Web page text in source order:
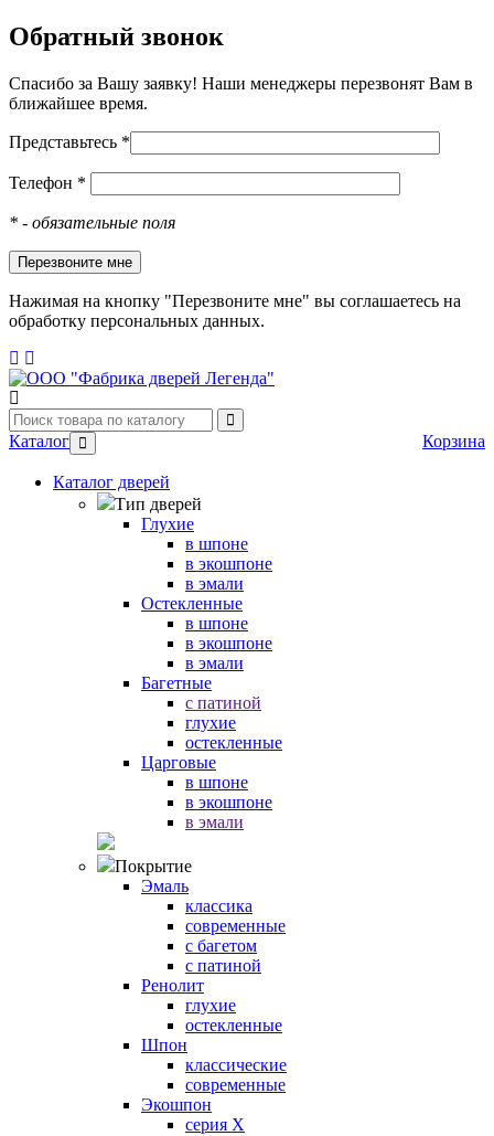
Обратный звонок
Спасибо за Вашу заявку! Наши менеджеры перезвонят Вам в
ближайшее время.
Представьтесь *
Телефон *
* - обязательные поля
Нажимая на кнопку "Перезвоните мне" вы соглашаетесь на
обработку персональных данных.
Каталог Корзина
Каталог дверей
Тип дверей
Глухие
в шпоне
в экошпоне
в эмали
Остекленные
в шпоне
в экошпоне
в эмали
Багетные
с патиной
глухие
остекленные
Царговые
в шпоне
в экошпоне
в эмали
Покрытие
Эмаль
классика
современные
с багетом
с патиной
Ренолит
глухие
остекленные
Шпон
классические
современные
Экошпон
серия X